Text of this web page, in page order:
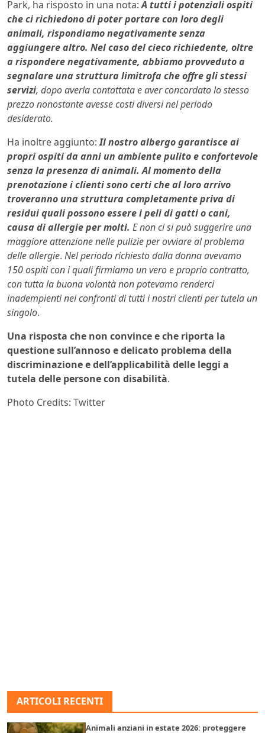
Park, ha risposto in una nota:A tutti i potenziali ospiti
che ci richiedono di poter portare con loro degli
animali, rispondiamo negativamente senza
aggiungere altro. Nel caso del cieco richiedente, oltre
a rispondere negativamente, abbiamo provveduto a
segnalare una struttura limitrofa che offre gli stessi
servizi, dopo averla contattata e aver concordato lo stesso
prezzo nonostante avesse costi diversi nel periodo
desiderato.
Ha inoltre aggiunto:Il nostro albergo garantisce ai
propri ospiti da anni un ambiente pulito e confortevole
senza la presenza di animali. Al momento della
prenotazione i clienti sono certi che al loro arrivo
troveranno una struttura completamente priva di
residui quali possono essere i peli di gatti o cani,
causa di allergie per molti. E non ci si può suggerire una
maggiore attenzione nelle pulizie per ovviare al problema
delle allergie. Nel periodo richiesto dalla donna avevamo
150 ospiti con i quali firmiamo un vero e proprio contratto,
con tutta la buona volontà non potevamo renderci
inadempienti nei confronti di tutti i nostri clienti per tutela un
singolo.
Una risposta che non convince e che riporta la
questione sull’annoso e delicato problema della
discriminazionee dell’applicabilità delle leggi a
tutela delle persone con disabilità.
Photo Credits: Twitter
ARTICOLI RECENTI
Animali anziani in estate 2026: proteggere